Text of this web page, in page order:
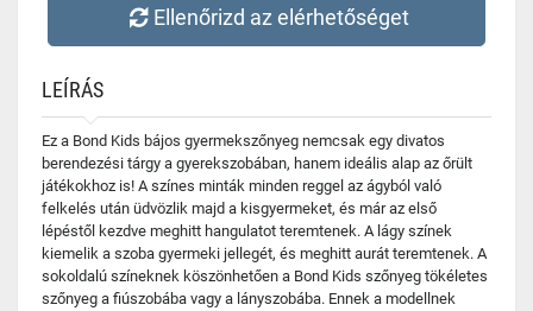
Ellenőrizd az elérhetőséget
LEÍRÁS
Ez a Bond Kids bájos gyermekszőnyeg nemcsak egy divatos
berendezési tárgy a gyerekszobában, hanem ideális alap az őrült
játékokhoz is! A színes minták minden reggel az ágyból való
felkelés után üdvözlik majd a kisgyermeket, és már az első
lépéstől kezdve meghitt hangulatot teremtenek. A lágy színek
kiemelik a szoba gyermeki jellegét, és meghitt aurát teremtenek. A
sokoldalú színeknek köszönhetően a Bond Kids szőnyeg tökéletes
szőnyeg a fiúszobába vagy a lányszobába. Ennek a modellnek